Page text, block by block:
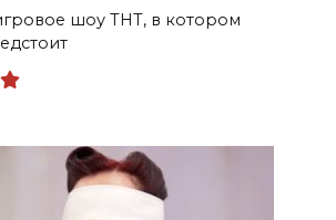
шоу ТНТ, в котором